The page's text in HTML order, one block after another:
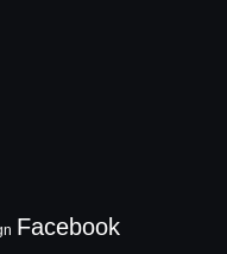
Facebook